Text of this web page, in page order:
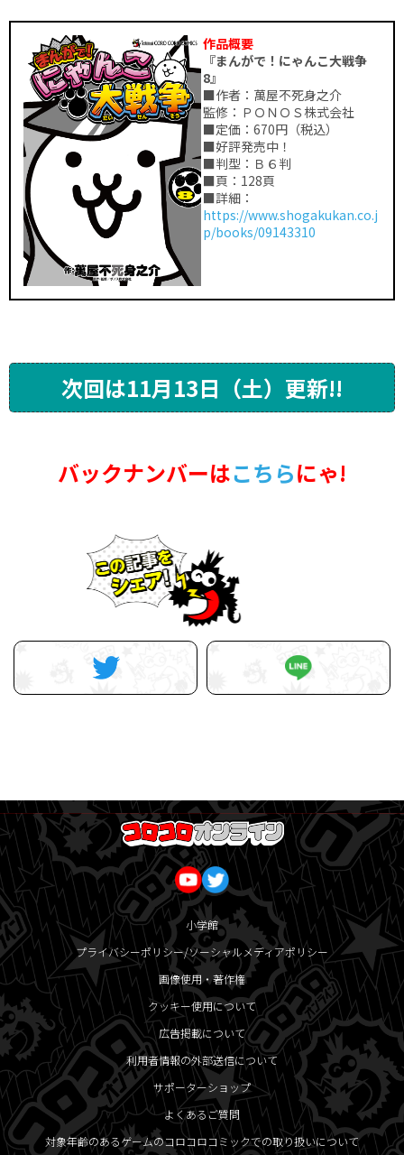
作品概要
『まんがで！にゃんこ大戦争
8』
■作者：萬屋不死身之介
監修：ＰＯＮＯＳ株式会社
■定価：670円（税込）
■好評発売中！
■判型：Ｂ６判
■頁：128頁
■詳細：
https://www.shogakukan.co.j
p/books/09143310
次回は11月13日（土）更新!!
バックナンバーはこちらにゃ!
小学館
プライバシーポリシー/ソーシャルメディアポリシー
画像使用・著作権
クッキー使用について
広告掲載について
利用者情報の外部送信について
サポーターショップ
よくあるご質問
対象年齢のあるゲームのコロコロコミックでの取り扱いについて